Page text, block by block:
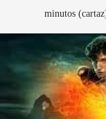
minutos